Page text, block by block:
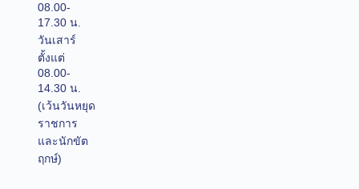
08.00-
17.30 น.
วันเสาร์
ตั้งแต่
08.00-
14.30 น.
(เว้นวันหยุด
ราชการ
และนักขัต
ฤกษ์)